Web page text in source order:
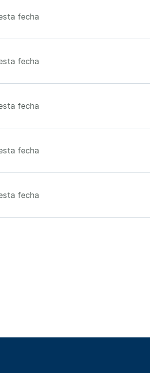
fecha
fecha
fecha
fecha
fecha